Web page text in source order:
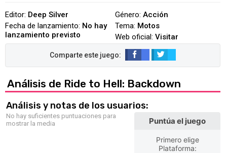
Editor: Deep Silver
Fecha de lanzamiento: No hay
lanzamiento previsto
Género: Acción
Tema: Motos
Web oficial: Visitar
Análisis de Ride to Hell: Backdown
Análisis y notas de los usuarios:
No hay suficientes puntuaciones para
mostrar la media
Puntúa el juego
Primero elige
Plataforma: